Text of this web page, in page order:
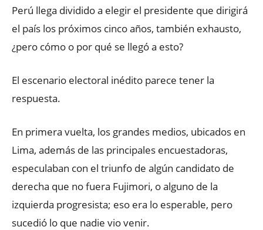
Perú llega dividido a elegir el presidente que dirigirá
el país los próximos cinco años, también exhausto,
¿pero cómo o por qué se llegó a esto?
El escenario electoral inédito parece tener la
respuesta.
En primera vuelta, los grandes medios, ubicados en
Lima, además de las principales encuestadoras,
especulaban con el triunfo de algún candidato de
derecha que no fuera Fujimori, o alguno de la
izquierda progresista; eso era lo esperable, pero
sucedió lo que nadie vio venir.